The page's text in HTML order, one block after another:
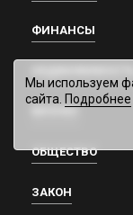
ФИНАНСЫ
БИЗНЕС
ОБЩЕСТВО
ЗАКОН
Мы используем
сайта. Подробнее